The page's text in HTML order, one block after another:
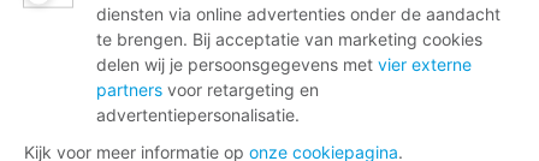
diensten via online advertenties onder de aandacht
te brengen. Bij acceptatie van marketing cookies
delen wij je persoonsgegevens met vier externe
partners voor retargeting en
advertentiepersonalisatie.
Kijk voor meer informatie op onze cookiepagina.